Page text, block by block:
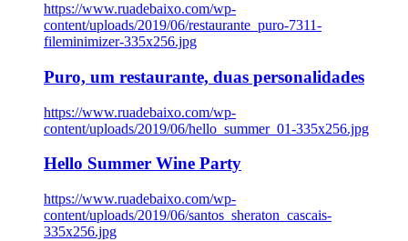
https://www.ruadebaixo.com/wp-
content/uploads/2019/06/restaurante_puro-7311-
fileminimizer-335x256.jpg
Puro, um restaurante, duas personalidades
https://www.ruadebaixo.com/wp-
content/uploads/2019/06/hello_summer_01-335x256.jpg
Hello Summer Wine Party
https://www.ruadebaixo.com/wp-
content/uploads/2019/06/santos_sheraton_cascais-
335x256.jpg